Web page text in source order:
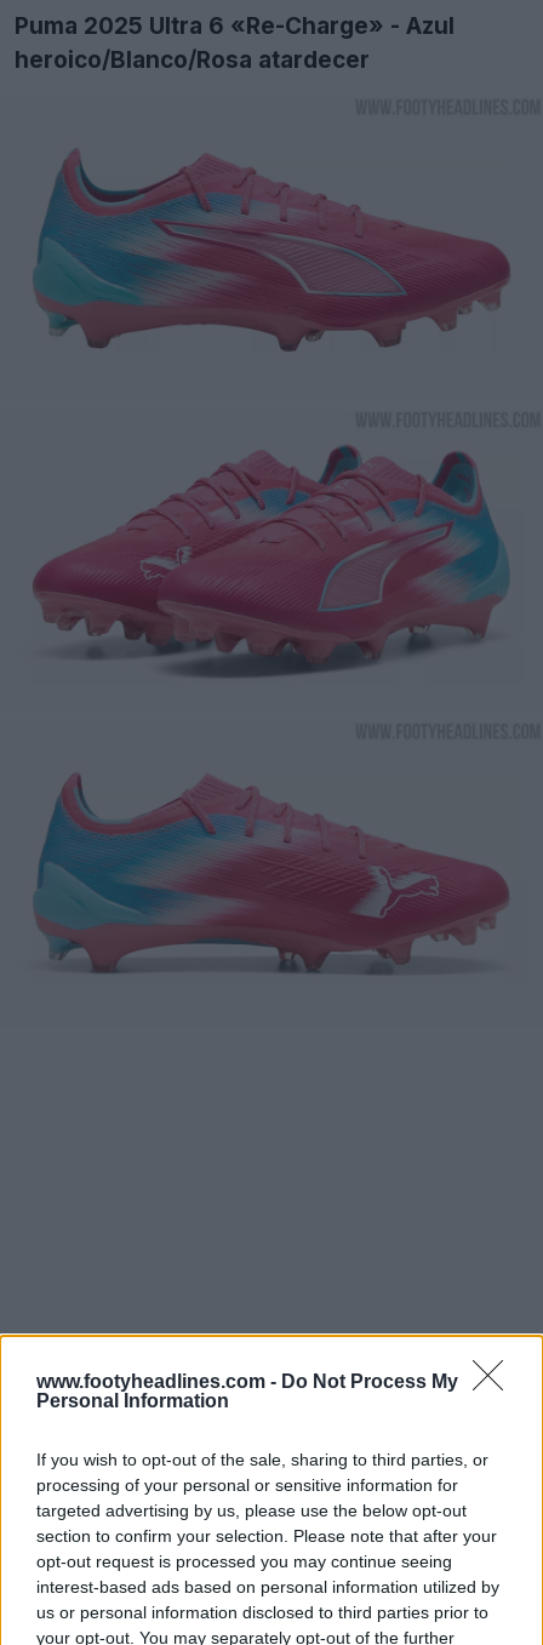
www.footyheadlines.com - Do Not Process My
Personal Information
If you wish to opt-out of the sale, sharing to third parties, or
processing of your personal or sensitive information for
targeted advertising by us, please use the below opt-out
section to confirm your selection. Please note that after your
opt-out request is processed you may continue seeing
interest-based ads based on personal information utilized by
us or personal information disclosed to third parties prior to
your opt-out. You may separately opt-out of the further
Puma 2025 Ultra 6 «Re-Charge» - Azul
heroico/Blanco/Rosa atardecer